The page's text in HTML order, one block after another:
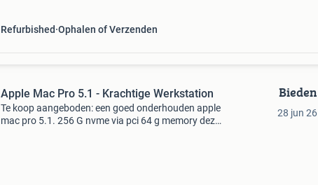
Refurbished Ophalen of Verzenden
Apple Mac Pro 5.1 - Krachtige Werkstation
Te koop aangeboden: een goed onderhouden apple
mac pro 5.1. 256 G nvme via pci 64 g memory deze
Bieden
28 jun 26